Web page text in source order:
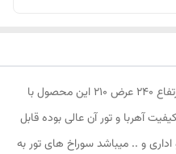
پرده توری مغناطیسی یا پرده آهنربایی ارتفاع 240 عرض 210 این محصول با
آهربا و تور آن عالی بوده قابل
و .. میباشد سوراخ های تور به